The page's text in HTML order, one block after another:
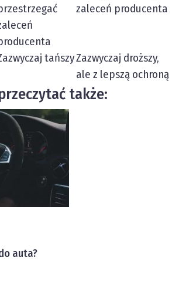
zaleceń producenta
tańszyZazwyczaj droższy,
ale z lepszą ochroną
także:
auta?